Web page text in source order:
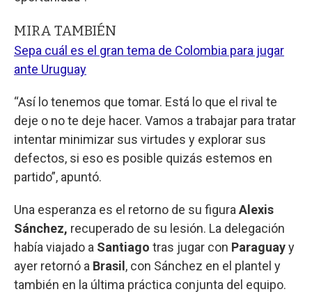
MIRA TAMBIÉN
Sepa cuál es el gran tema de Colombia para jugar
ante Uruguay
“Así lo tenemos que tomar. Está lo que el rival te
deje o no te deje hacer. Vamos a trabajar para tratar
intentar minimizar sus virtudes y explorar sus
defectos, si eso es posible quizás estemos en
partido”, apuntó.
Una esperanza es el retorno de su figura Alexis
Sánchez, recuperado de su lesión. La delegación
había viajado a Santiago tras jugar con Paraguayy
ayer retornó a Brasil , con Sánchez en el plantel y
también en la última práctica conjunta del equipo.